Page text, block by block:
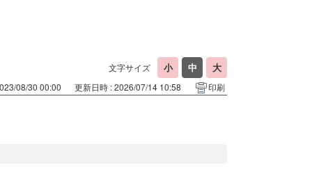
文字サイズ
08/30 00:00
更新日時 : 2026/07/14 10:58 印刷